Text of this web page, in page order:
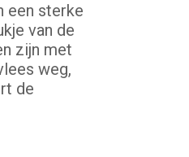
een sterke
van de
zijn met
weg,
de